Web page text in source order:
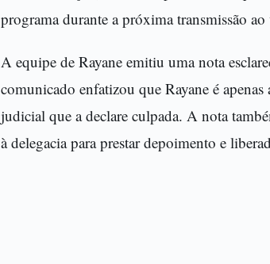
programa durante a próxima transmissão
A equipe de Rayane emitiu uma nota
comunicado enfatizou que Rayane é
judicial que a declare culpada. A nota
à delegacia para prestar depoimento e